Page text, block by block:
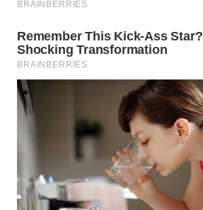
WAHANA
HEALTH
WAHANA
LAPAK
WAHANA